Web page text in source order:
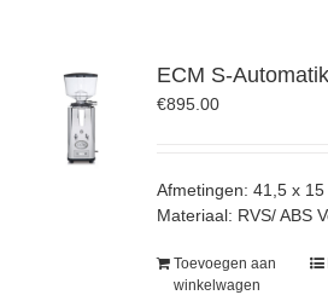
ECM S-
€895.00
Afmetingen: 41,5 x
Materiaal: RVS/ ABS
Toevoegen aan
winkelwagen